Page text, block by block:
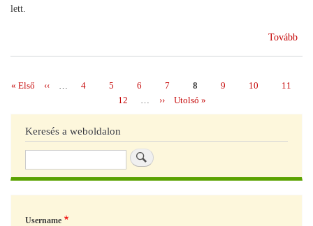
lett.
Tovább
Első
« Első
Előző
‹‹ … Page
4 Page
5 Page
6 Page
7 Page
8 Page
9 Page
10 Page
11
Page
12 …
Következő
oldal
››
Utolsó
oldal
Utolsó »
Keresés a weboldalon
Username